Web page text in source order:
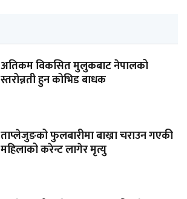
अतिकम विकसित मुलुकबाट नेपालको
स्तरोन्नती हुन कोभिड बाधक
ताप्लेजुङको फुलबारीमा बाख्रा चराउन गएकी
महिलाको करेन्ट लागेर मृत्यु